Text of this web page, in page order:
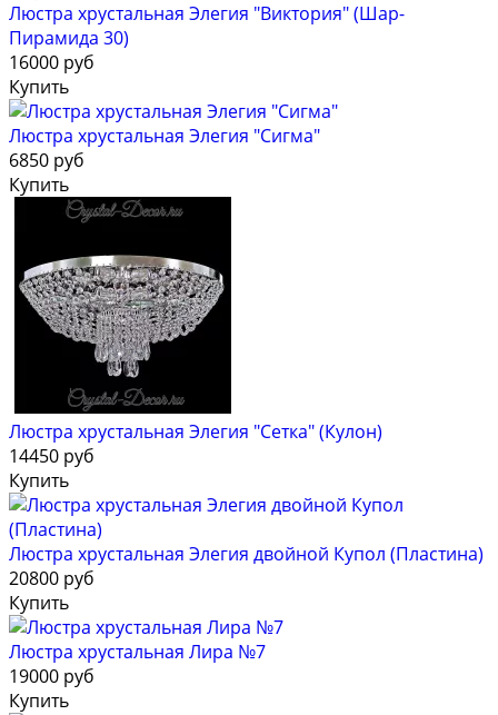
Люстра хрустальная Элегия "Виктория" (Шар-
Пирамида 30)
16000 руб
Купить
Люстра хрустальная Элегия "Сигма"
6850 руб
Купить
Люстра хрустальная Элегия "Сетка" (Кулон)
14450 руб
Купить
Люстра хрустальная Элегия двойной Купол (Пластина)
20800 руб
Купить
Люстра хрустальная Лира №7
19000 руб
Купить